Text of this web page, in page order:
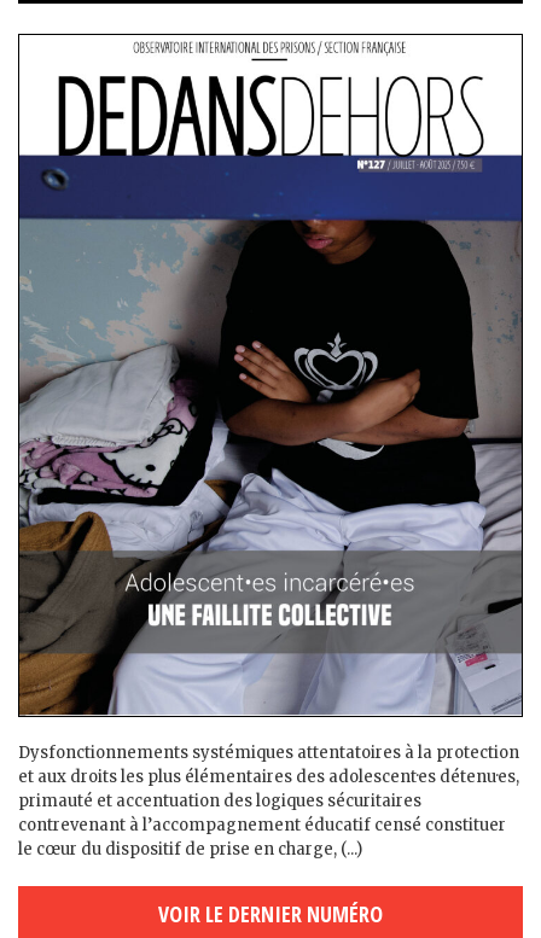
Dysfonctionnements systémiques attentatoires à la protection
et aux droits les plus élémentaires des adolescent·es détenu·es,
primauté et accentuation des logiques sécuritaires
contrevenant à l’accompagnement éducatif censé constituer
le cœur du dispositif de prise en charge, (...)
VOIR LE DERNIER NUMÉRO